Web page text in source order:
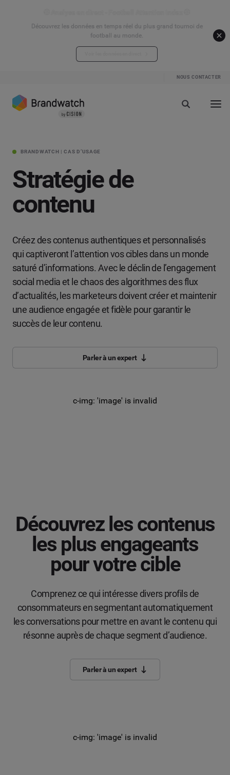
Découvrez les données en temps réel du plus grand tournoi de
football au monde.
NOUS CONTACTER
BRANDWATCH | CAS D’USAGE
Stratégie de
contenu
Créez des contenus authentiques et personnalisés
qui captiveront l’attention vos cibles dans un monde
saturé d’informations. Avec le déclin de l’engagement
social media et le chaos des algorithmes des flux
d’actualités, les marketeurs doivent créer et maintenir
une audience engagée et fidèle pour garantir le
succès de leur contenu.
Parler à un expert
Découvrez les contenus
les plus engageants
pour votre cible
Comprenez ce qui intéresse divers profils de
consommateurs en segmentant automatiquement
les conversations pour mettre en avant le contenu qui
résonne auprès de chaque segment d’audience.
Parler à un expert
c-img: 'image' is invalid
c-img: 'image' is invalid